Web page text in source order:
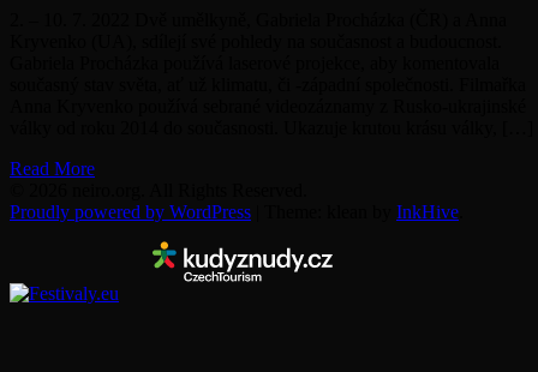
Read More
Proudly powered by WordPress
InkHive